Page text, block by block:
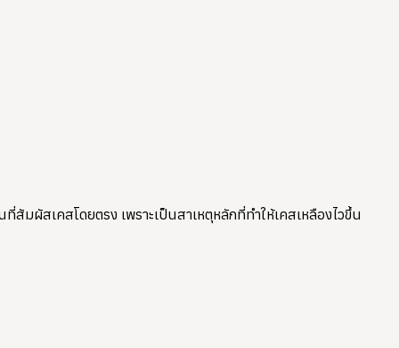
มผัสเคสโดยตรง เพราะเป็นสาเหตุหลักที่ทำให้เคสเหลืองไวขึ้น